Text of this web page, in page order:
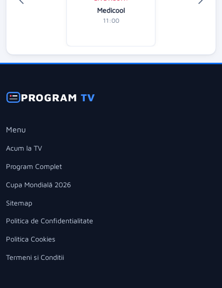
Medicool
11:00
PROGRAMTV
Menu
Acum la TV
Program Complet
Cupa Mondială 2026
Sitemap
Politica de Confidentialitate
Politica Cookies
Termeni si Conditii